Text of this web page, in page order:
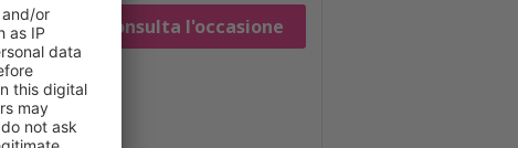
Consulta l'occasione